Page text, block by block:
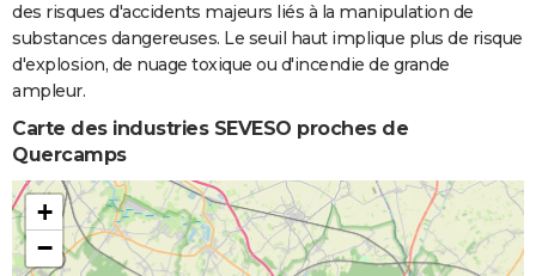
des risques d'accidents majeurs liés à la manipulation de
substances dangereuses. Le seuil haut implique plus de risque
d'explosion, de nuage toxique ou d'incendie de grande
ampleur.
Carte des industries SEVESO proches de
Quercamps
+
−